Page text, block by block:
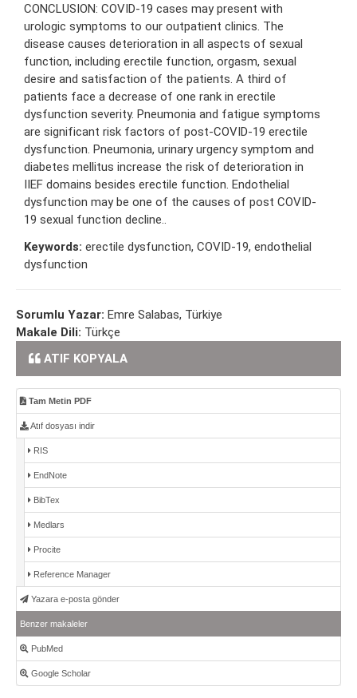
CONCLUSION: COVID-19 cases may present with
urologic symptoms to our outpatient clinics. The
disease causes deterioration in all aspects of sexual
function, including erectile function, orgasm, sexual
desire and satisfaction of the patients. A third of
patients face a decrease of one rank in erectile
dysfunction severity. Pneumonia and fatigue symptoms
are significant risk factors of post-COVID-19 erectile
dysfunction. Pneumonia, urinary urgency symptom and
diabetes mellitus increase the risk of deterioration in
IIEF domains besides erectile function. Endothelial
dysfunction may be one of the causes of post COVID-
19 sexual function decline..
Keywords: erectile dysfunction, COVID-19, endothelial
dysfunction
Sorumlu Yazar: Emre Salabas, Türkiye
Makale Dili: Türkçe
ATIF KOPYALA
Tam Metin PDF
Atıf dosyası indir
RIS
EndNote
BibTex
Medlars
Procite
Reference Manager
Yazara e-posta gönder
Benzer makaleler
PubMed
Google Scholar